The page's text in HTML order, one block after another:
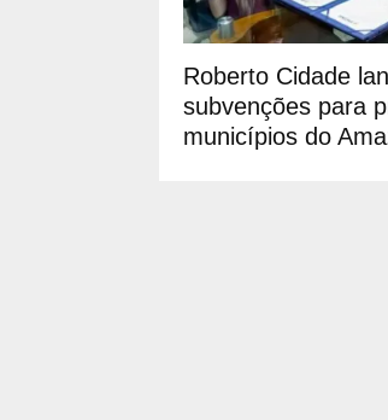
Roberto Cidade
subvenções para
municípios do